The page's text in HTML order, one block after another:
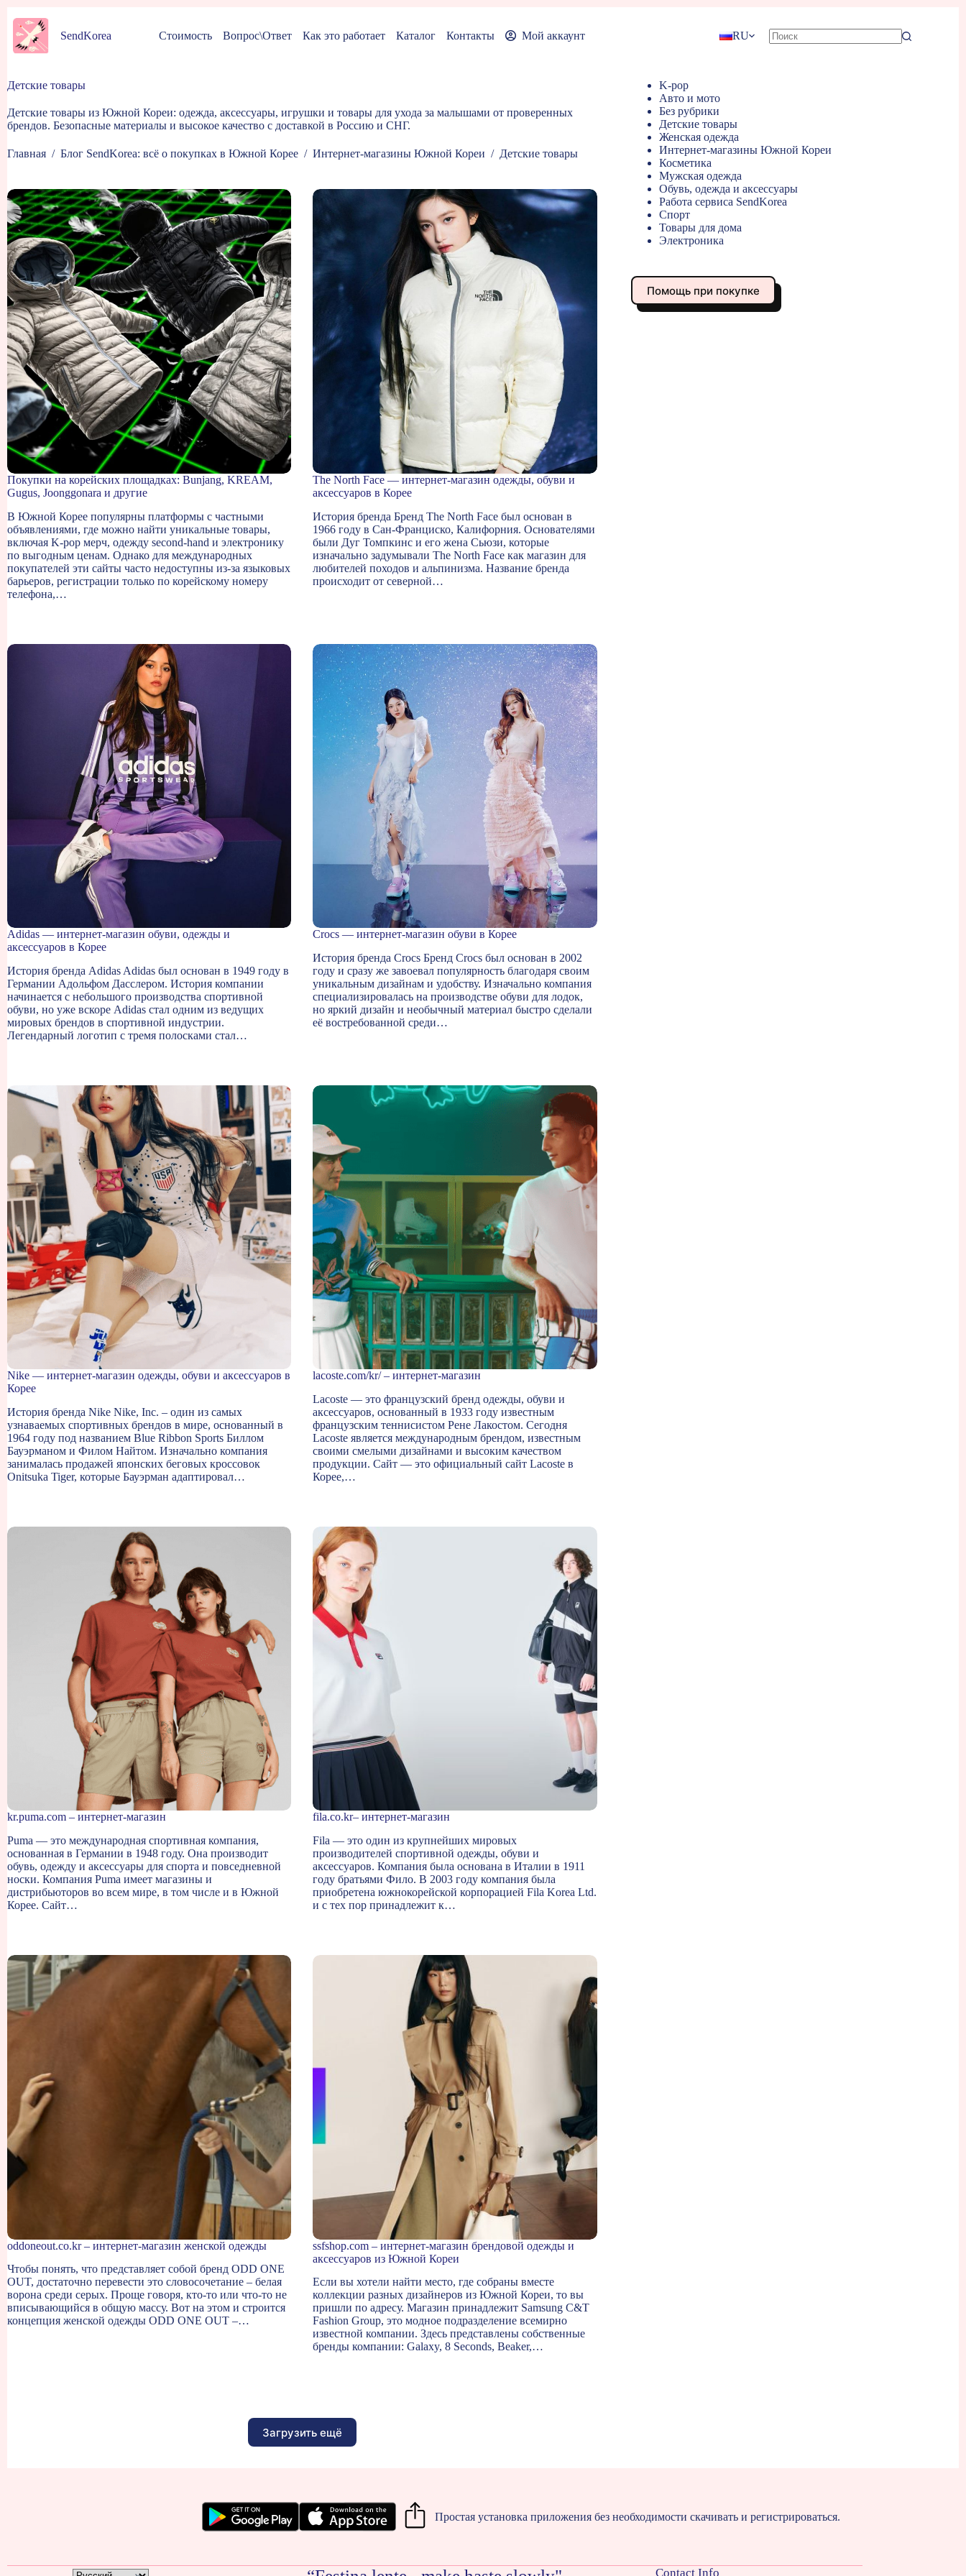
сути
SendKorea Стоимость Вопрос\Ответ Как это работает Каталог Контакты Мой аккаунт RU
Детские товары
Детские товары из Южной Кореи: одежда, аксессуары, игрушки и товары для ухода за малышами от проверенных
брендов. Безопасные материалы и высокое качество с доставкой в Россию и СНГ.
Главная / Блог SendKorea: всё о покупках в Южной Корее / Интернет-магазины Южной Кореи / Детские товары
Покупки на корейских площадках: Bunjang, KREAM,
Gugus, Joonggonara и другие
В Южной Корее популярны платформы с частными
объявлениями, где можно найти уникальные товары,
включая K-pop мерч, одежду second-hand и электронику
по выгодным ценам. Однако для международных
покупателей эти сайты часто недоступны из-за языковых
барьеров, регистрации только по корейскому номеру
телефона,…
The North Face — интернет-магазин одежды, обуви и
аксессуаров в Корее
История бренда Бренд The North Face был основан в
1966 году в Сан-Франциско, Калифорния. Основателями
были Дуг Томпкинс и его жена Сьюзи, которые
изначально задумывали The North Face как магазин для
любителей походов и альпинизма. Название бренда
происходит от северной…
Adidas — интернет-магазин обуви, одежды и
аксессуаров в Корее
История бренда Adidas Adidas был основан в 1949 году в
Германии Адольфом Дасслером. История компании
начинается с небольшого производства спортивной
обуви, но уже вскоре Adidas стал одним из ведущих
мировых брендов в спортивной индустрии.
Легендарный логотип с тремя полосками стал…
Crocs — интернет-магазин обуви в Корее
История бренда Crocs Бренд Crocs был основан в 2002
году и сразу же завоевал популярность благодаря своим
уникальным дизайнам и удобству. Изначально компания
специализировалась на производстве обуви для лодок,
но яркий дизайн и необычный материал быстро сделали
её востребованной среди…
Nike — интернет-магазин одежды, обуви и аксессуаров в
Корее
История бренда Nike Nike, Inc. – один из самых
узнаваемых спортивных брендов в мире, основанный в
1964 году под названием Blue Ribbon Sports Биллом
Бауэрманом и Филом Найтом. Изначально компания
занималась продажей японских беговых кроссовок
Onitsuka Tiger, которые Бауэрман адаптировал…
lacoste.com/kr/ – интернет-магазин
Lacoste — это французский бренд одежды, обуви и
аксессуаров, основанный в 1933 году известным
французским теннисистом Рене Лакостом. Сегодня
Lacoste является международным брендом, известным
своими смелыми дизайнами и высоким качеством
продукции. Сайт — это официальный сайт Lacoste в
Корее,…
kr.puma.com – интернет-магазин
Puma — это международная спортивная компания,
основанная в Германии в 1948 году. Она производит
обувь, одежду и аксессуары для спорта и повседневной
носки. Компания Puma имеет магазины и
дистрибьюторов во всем мире, в том числе и в Южной
Корее. Сайт…
fila.co.kr– интернет-магазин
Fila — это один из крупнейших мировых
производителей спортивной одежды, обуви и
аксессуаров. Компания была основана в Италии в 1911
году братьями Фило. В 2003 году компания была
приобретена южнокорейской корпорацией Fila Korea Ltd.
и с тех пор принадлежит к…
oddoneout.co.kr – интернет-магазин женской одежды
Чтобы понять, что представляет собой бренд ODD ONE
OUT, достаточно перевести это словосочетание – белая
ворона среди серых. Проще говоря, кто-то или что-то не
вписывающийся в общую массу. Вот на этом и строится
концепция женской одежды ODD ONE OUT –…
ssfshop.com – интернет-магазин брендовой одежды и
аксессуаров из Южной Кореи
Если вы хотели найти место, где собраны вместе
коллекции разных дизайнеров из Южной Кореи, то вы
пришли по адресу. Магазин принадлежит Samsung C&T
Fashion Group, это модное подразделение всемирно
известной компании. Здесь представлены собственные
бренды компании: Galaxy, 8 Seconds, Beaker,…
Загрузить ещё
K-pop
Авто и мото
Без рубрики
Детские товары
Женская одежда
Интернет-магазины Южной Кореи
Косметика
Мужская одежда
Обувь, одежда и аксессуары
Работа сервиса SendKorea
Спорт
Товары для дома
Электроника
Помощь при покупке
Простая установка приложения без необходимости скачивать и регистрироваться.
Contact Info